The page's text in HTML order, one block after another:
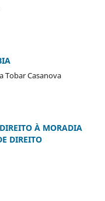
Tobar Casanova
À MORADIA
DIREITO